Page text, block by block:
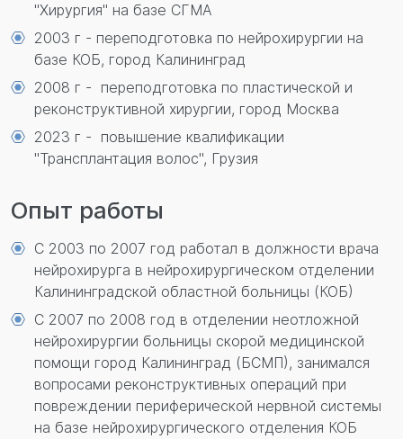
"Хирургия" на базе СГМА
2003 г - переподготовка по нейрохирургии на
базе КОБ, город Калининград
2008 г - переподготовка по пластической и
реконструктивной хирургии, город Москва
2023 г - повышение квалификации
"Трансплантация волос", Грузия
Опыт работы
С 2003 по 2007 год работал в должности врача
нейрохирурга в нейрохирургическом отделении
Калининградской областной больницы (КОБ)
С 2007 по 2008 год в отделении неотложной
нейрохирургии больницы скорой медицинской
помощи город Калининград (БСМП), занимался
вопросами реконструктивных операций при
повреждении периферической нервной системы
на базе нейрохирургического отделения КОБ